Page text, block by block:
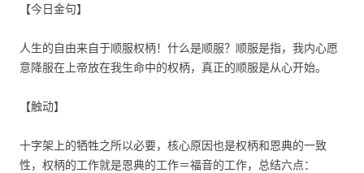
【今日金句】
人生的自由来自于顺服权柄！什么是顺服？顺服是指，我内心愿
意降服在上帝放在我生命中的权柄，真正的顺服是从心开始。
【触动】
十字架上的牺牲之所以必要，核心原因也是权柄和恩典的一致
性，权柄的工作就是恩典的工作＝福音的工作，总结六点：